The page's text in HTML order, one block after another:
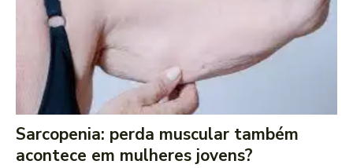
Sarcopenia: perda muscular também
acontece em mulheres jovens?